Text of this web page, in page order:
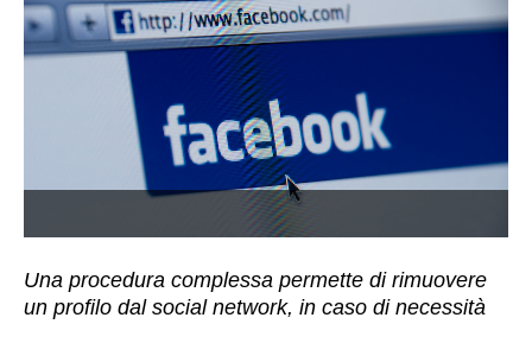
Una procedura complessa permette di rimuovere
un profilo dal social network, in caso di necessità